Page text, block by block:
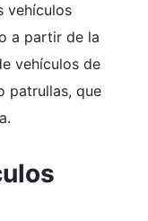
vehículos
a partir de la
vehículos de
patrullas, que